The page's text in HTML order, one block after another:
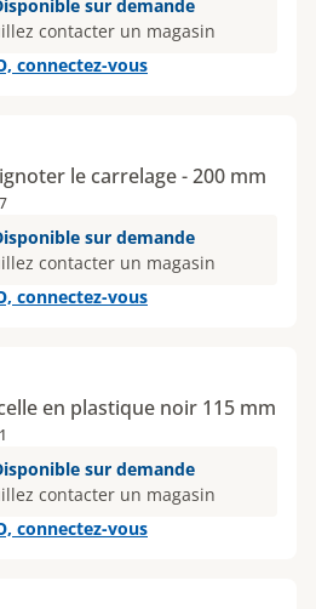
sur demande
contacter un magasin
connectez-vous
le carrelage - 200 mm
sur demande
contacter un magasin
connectez-vous
en plastique noir 115 mm
sur demande
contacter un magasin
connectez-vous